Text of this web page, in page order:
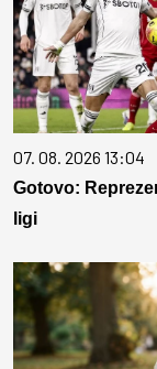
07. 08. 2026 13:04
Gotovo:
ligi